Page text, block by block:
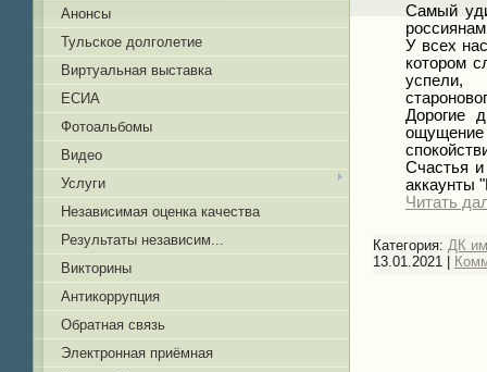
Анонсы
Тульское долголетие
Виртуальная выставка
ЕСИА
Фотоальбомы
Видео
Услуги
Независимая оценка качества
Результаты независим...
Викторины
Антикоррупция
Обратная связь
Электронная приёмная
Самый
У всех
котором
успели,
Дорогие
ощущение
Счастья
аккаунты
Читать
Категория: ДК
13.01.2021 |